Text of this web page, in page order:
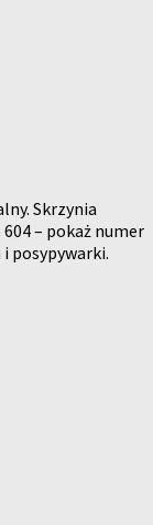
Skrzynia
– pokaż numer
posypywarki.